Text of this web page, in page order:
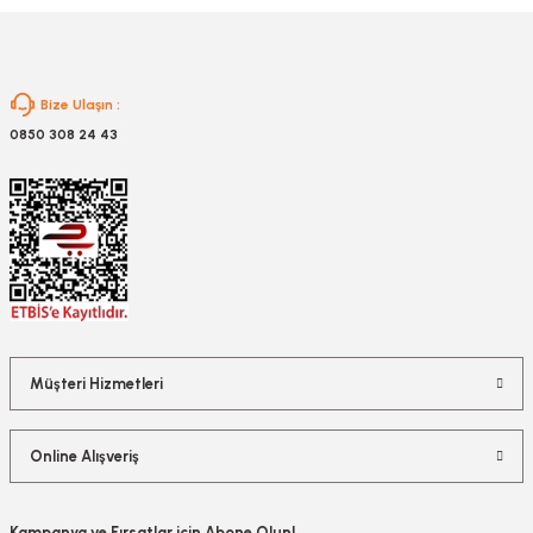
Bize Ulaşın :
0850 308 24 43
Müşteri Hizmetleri
Online Alışveriş